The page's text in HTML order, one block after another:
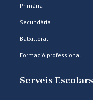
Primària
Secundària
Batxillerat
Formació professional
Serveis Escolars